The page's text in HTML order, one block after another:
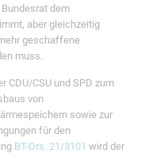
dem
aber gleichzeitig
geschaffene
muss.
CDU/CSU und SPD zum
von
sowie zur
für den
BT-Drs. 21/3101 wird der